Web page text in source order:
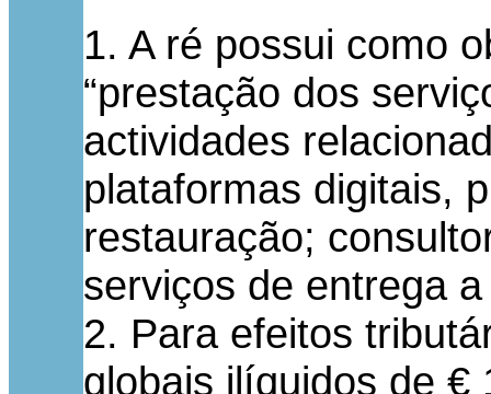
1. A ré possui como
“prestação dos
actividades
plataformas digitais,
restauração;
serviços de entrega
2. Para efeitos
globais ilíquidos de €